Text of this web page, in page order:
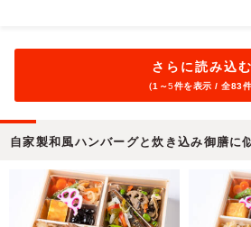
さらに読み込む
（1～5件を表示 / 全83件
自家製和風ハンバーグと炊き込み御膳に